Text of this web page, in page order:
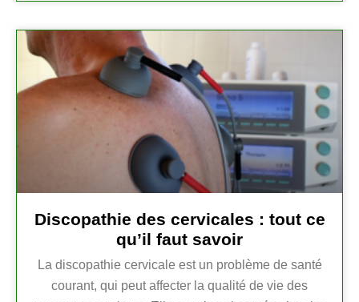
Discopathie des cervicales : tout ce
qu’il faut savoir
La discopathie cervicale est un problème de santé
courant, qui peut affecter la qualité de vie des